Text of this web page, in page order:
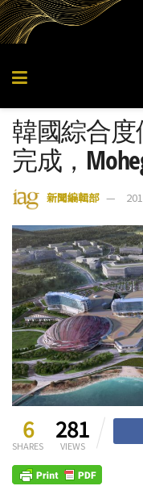
韓國綜合
完成，
新聞編輯部
6
SHARES
281
VIEWS